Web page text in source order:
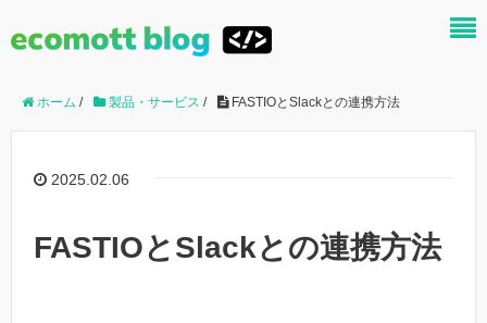
ホーム / 製品・サービス / FASTIOとSlackとの連携方法
2025.02.06
FASTIOとSlackとの連携方法